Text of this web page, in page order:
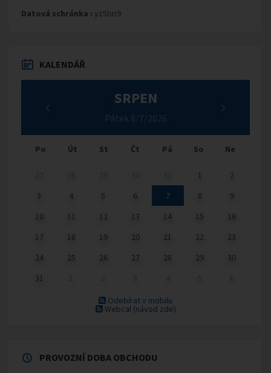
Datová schránka : yz5bri9
KALENDÁŘ
SRPEN
Pátek 8/7/2026
Po Út St Čt Pá So Ne
1
2
3
4 5 6 7 8
9
10
11 12 13 14 15
16
17
18 19 20 21 22
23
24
25 26 27 28 29
30
31
Odebírat v mobilu
Webcal (návod zde)
PROVOZNÍ DOBA OBCHODU